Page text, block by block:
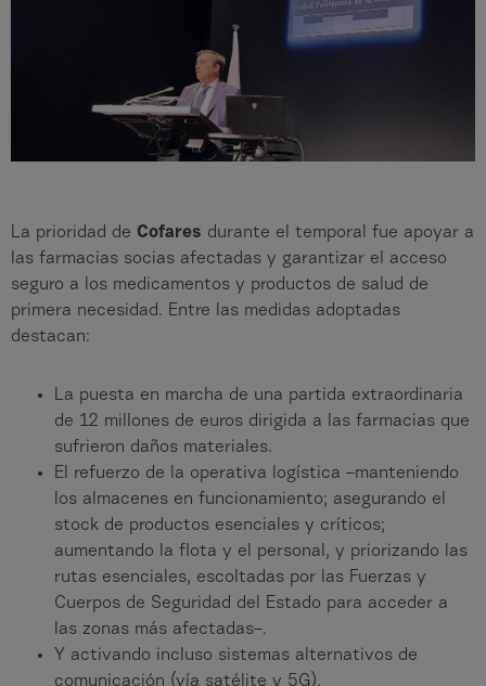
La prioridad de Cofares durante el temporal fue apoyar a
las farmacias socias afectadas y garantizar el acceso
seguro a los medicamentos y productos de salud de
primera necesidad. Entre las medidas adoptadas
destacan:
La puesta en marcha de una partida extraordinaria
de 12 millones de euros dirigida a las farmacias que
sufrieron daños materiales.
El refuerzo de la operativa logística –manteniendo
los almacenes en funcionamiento; asegurando el
stock de productos esenciales y críticos;
aumentando la flota y el personal, y priorizando las
rutas esenciales, escoltadas por las Fuerzas y
Cuerpos de Seguridad del Estado para acceder a
las zonas más afectadas–.
Y activando incluso sistemas alternativos de
comunicación (vía satélite y 5G).